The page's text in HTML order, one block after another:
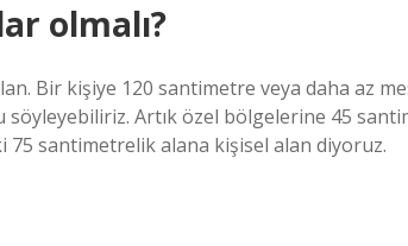
olmalı?
Bir kişiye 120 santimetre veya daha az
Artık özel bölgelerine 45
75 santimetrelik alana kişisel alan diyoruz.